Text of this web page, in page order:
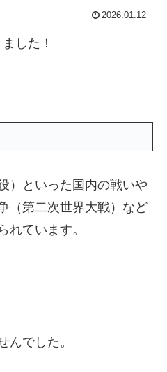
2026.01.12
した！
）といった国内の戦いや
（第二次世界大戦）など
ています。
んでした。